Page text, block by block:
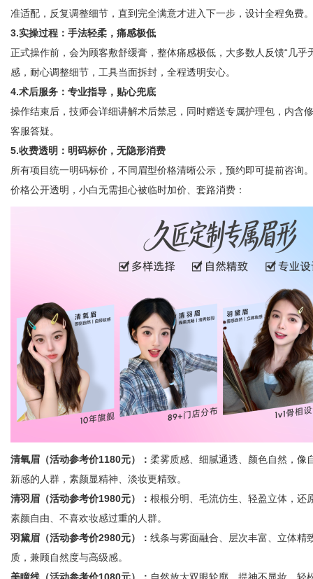
准适配，反复调整细节，直到完全满意才进入下一步，设计全程免费。
3.实操过程：手法轻柔，痛感极低
正式操作前 ，会为顾客敷舒缓膏，整体痛感极低， 大多数人反馈“几乎
感，耐心调整细节，工具当面拆封，全程透明安心。
4.术后服务：专业指导，贴心兜底
操作结束后，技师会详细讲解术后禁忌，同时赠送专属护理包，内含
客服答疑。
5.收费透明：明码标价，无隐形消费
所有项目统一明码标价，不同眉型价格清晰公示，预约即可提前咨询
价格公开透明，小白无需担心被临时加价、套路消费 ：
清氧眉（活动参考价1180元）： 柔雾质感、细腻通透、颜色自然，像
新感的人群，素颜显精神、淡妆更精致。
清羽眉（活动参考价1980元）： 根根分明、毛流仿生、轻盈立体，还
素颜自由、不喜欢妆感过重的人群。
羽黛眉（活动参考价2980元）： 线条与雾面融合、层次丰富、立体精
质，兼顾自然度与高级感。